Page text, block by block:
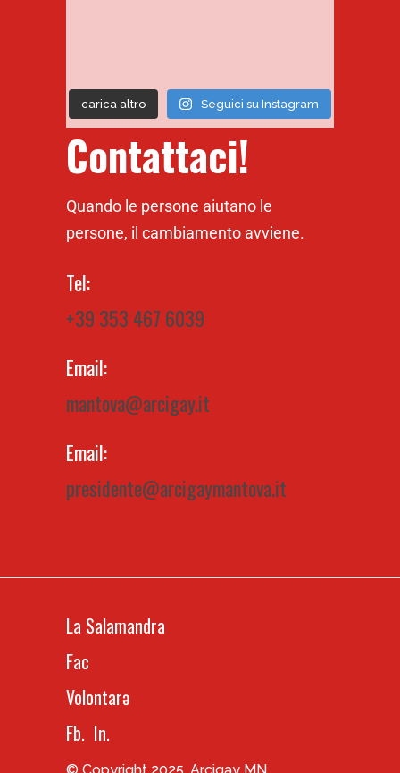
carica altro Seguici su Instagram
Contattaci!
Quando le persone aiutano le
persone, il cambiamento avviene.
Tel:
+39 353 467 6039
Email:
mantova@arcigay.it
Email:
presidente@arcigaymantova.it
La Salamandra
Fac
Volontarə
Fb. In.